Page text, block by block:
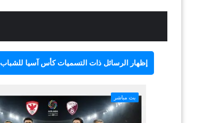
‏إظهار الرسائل ذات التسمياتكأس آسيا للشباب
بث مباشر